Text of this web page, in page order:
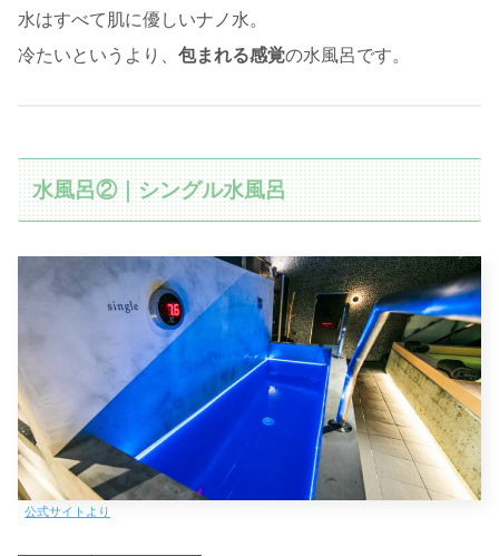
水はすべて肌に優しいナノ水。
冷たいというより、 包まれる感覚の水風呂です。
水風呂②｜シングル水風呂
公式サイトより